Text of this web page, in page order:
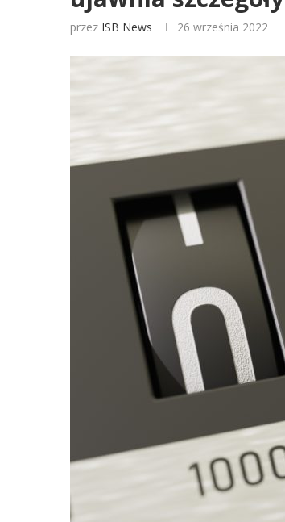
przez ISB News 26 września 2022